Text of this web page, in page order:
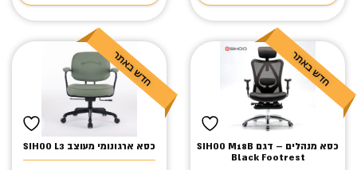
כסא מנהלים – דגם SIHOO M18B
Black Footrest
כסא ארגונומי מעוצב SIHOO L3